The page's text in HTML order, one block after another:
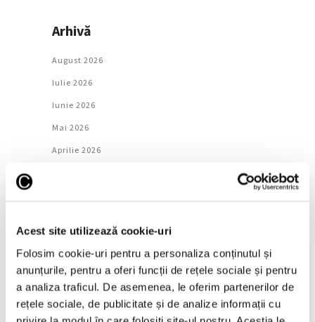
Acest site utilizează cookie-uri
Folosim cookie-uri pentru a personaliza conținutul și
anunțurile, pentru a oferi funcții de rețele sociale și pentru
a analiza traficul. De asemenea, le oferim partenerilor de
rețele sociale, de publicitate și de analize informații cu
Arhivă
August 2026
Iulie 2026
Iunie 2026
Mai 2026
Aprilie 2026
Noiembrie 2025
Octombrie 2025
Septembrie 2025